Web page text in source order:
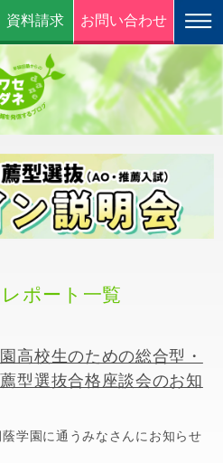
資料請求 お問い合わせ
ポート一覧
高校生のための総合型・
型選抜合格座談会のお知
学園に通うみなさんにお知らせ